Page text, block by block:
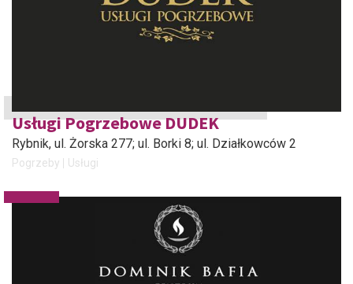
Usługi Pogrzebowe DUDEK
Rybnik, ul. Żorska 277; ul. Borki 8; ul. Działkowców 2
Pogrzeby Usługi